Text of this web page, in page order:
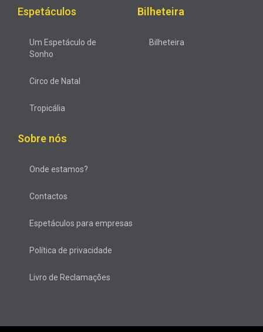
Espetáculos
Um Espetáculo de
Sonho
Circo de Natal
Tropicália
Bilheteira
Bilheteira
Sobre nós
Onde estamos?
Contactos
Espetáculos para empresas
Política de privacidade
Livro de Reclamações